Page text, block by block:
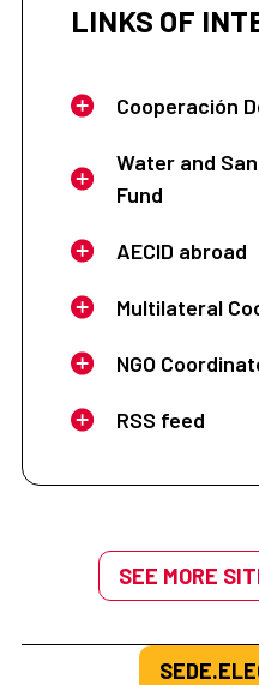
LINKS OF
Cooperación
Water and
Fund
AECID abroad
Multilateral
NGO
RSS feed
SEE MORE